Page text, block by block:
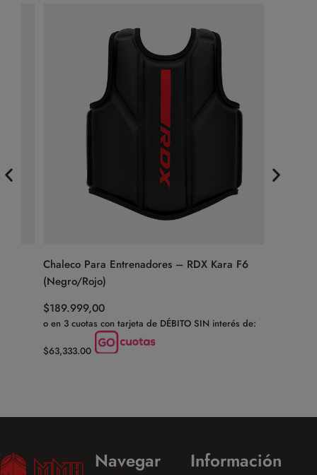
Chaleco Para Entrenadores – RDX Kara F6
(Negro/Rojo)
189.999,00
o en 3 cuotas con tarjeta de DÉBITO SIN interés de:
$63,333.00
Navegar Información